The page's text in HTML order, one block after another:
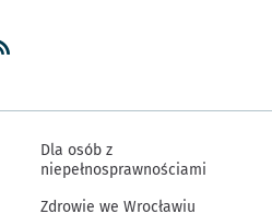
Dla osób z
niepełnosprawnościami
Zdrowie we Wrocławiu